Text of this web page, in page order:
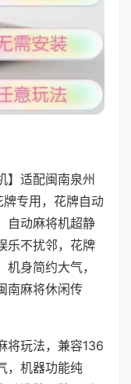
】适配闽南泉州
专用，花牌自动
自动麻将机超静
乐不扰邻，花牌
身简约大气，
南麻将休闲传
将玩法，兼容136
，机器功能纯